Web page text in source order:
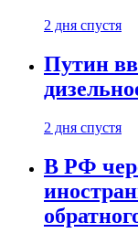
2 дня спустя
Путин
2 дня спустя
В РФ